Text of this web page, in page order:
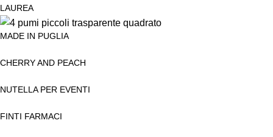
LAUREA
MADE IN PUGLIA
CHERRY AND PEACH
NUTELLA PER EVENTI
FINTI FARMACI